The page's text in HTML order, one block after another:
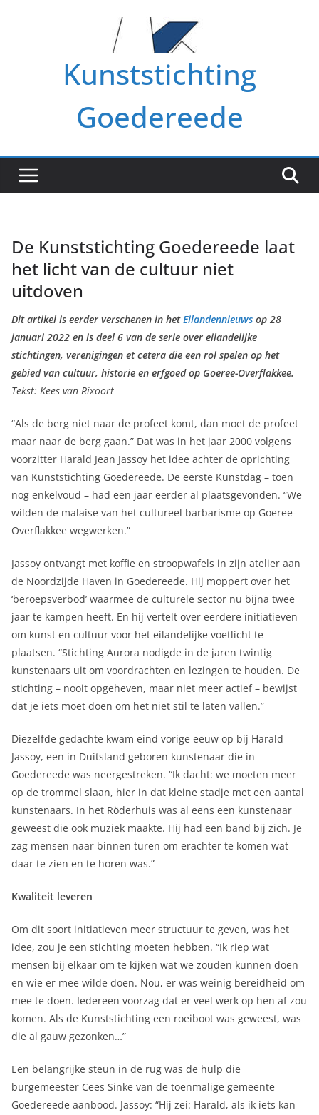
Kunststichting
Goedereede
De Kunststichting Goedereede laat
het licht van de cultuur niet
uitdoven
Dit artikel is eerder verschenen in hetEilandennieuws op 28
januari 2022 en is deel 6 van de serie over eilandelijke
stichtingen, verenigingen et cetera die een rol spelen op het
gebied van cultuur, historie en erfgoed op Goeree-Overflakkee.
Tekst: Kees van Rixoort
“Als de berg niet naar de profeet komt, dan moet de profeet
maar naar de berg gaan.” Dat was in het jaar 2000 volgens
voorzitter Harald Jean Jassoy het idee achter de oprichting
van Kunststichting Goedereede. De eerste Kunstdag – toen
nog enkelvoud – had een jaar eerder al plaatsgevonden. “We
wilden de malaise van het cultureel barbarisme op Goeree-
Overflakkee wegwerken.”
Jassoy ontvangt met koffie en stroopwafels in zijn atelier aan
de Noordzijde Haven in Goedereede. Hij moppert over het
‘beroepsverbod’ waarmee de culturele sector nu bijna twee
jaar te kampen heeft. En hij vertelt over eerdere initiatieven
om kunst en cultuur voor het eilandelijke voetlicht te
plaatsen. “Stichting Aurora nodigde in de jaren twintig
kunstenaars uit om voordrachten en lezingen te houden. De
stichting – nooit opgeheven, maar niet meer actief – bewijst
dat je iets moet doen om het niet stil te laten vallen.”
Diezelfde gedachte kwam eind vorige eeuw op bij Harald
Jassoy, een in Duitsland geboren kunstenaar die in
Goedereede was neergestreken. “Ik dacht: we moeten meer
op de trommel slaan, hier in dat kleine stadje met een aantal
kunstenaars. In het Röderhuis was al eens een kunstenaar
geweest die ook muziek maakte. Hij had een band bij zich. Je
zag mensen naar binnen turen om erachter te komen wat
daar te zien en te horen was.”
Kwaliteit leveren
Om dit soort initiatieven meer structuur te geven, was het
idee, zou je een stichting moeten hebben. “Ik riep wat
mensen bij elkaar om te kijken wat we zouden kunnen doen
en wie er mee wilde doen. Nou, er was weinig bereidheid om
mee te doen. Iedereen voorzag dat er veel werk op hen af zou
komen. Als de Kunststichting een roeiboot was geweest, was
die al gauw gezonken…”
Een belangrijke steun in de rug was de hulp die
burgemeester Cees Sinke van de toenmalige gemeente
Goedereede aanbood. Jassoy: “Hij zei: Harald, als ik iets kan